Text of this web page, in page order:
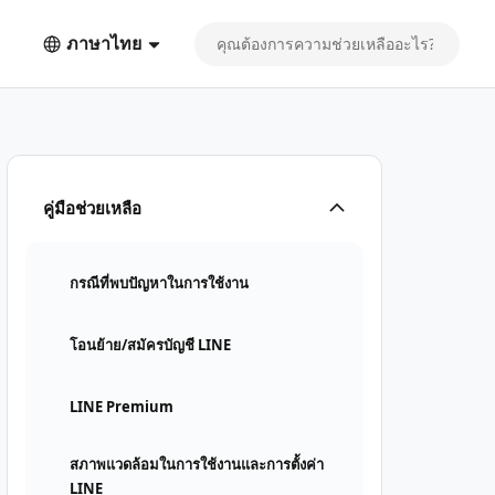
ภาษาไทย
คู่มือช่วยเหลือ
กรณีที่พบปัญหาในการใช้งาน
โอนย้าย/สมัครบัญชี LINE
LINE Premium
สภาพแวดล้อมในการใช้งานและการตั้งค่า
LINE